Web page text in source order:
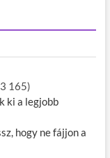
165)
ki a legjobb
hogy ne fájjon a